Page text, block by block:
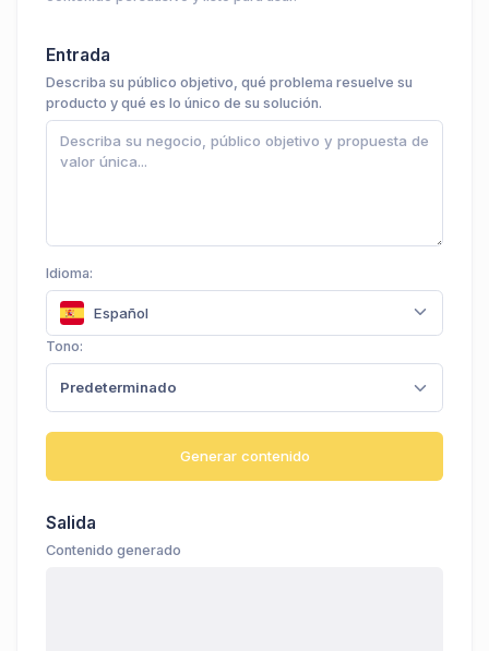
Entrada
Describa su público objetivo, qué problema resuelve su
producto y qué es lo único de su solución.
Idioma:
Español
Tono:
Predeterminado
Generar contenido
Salida
Contenido generado